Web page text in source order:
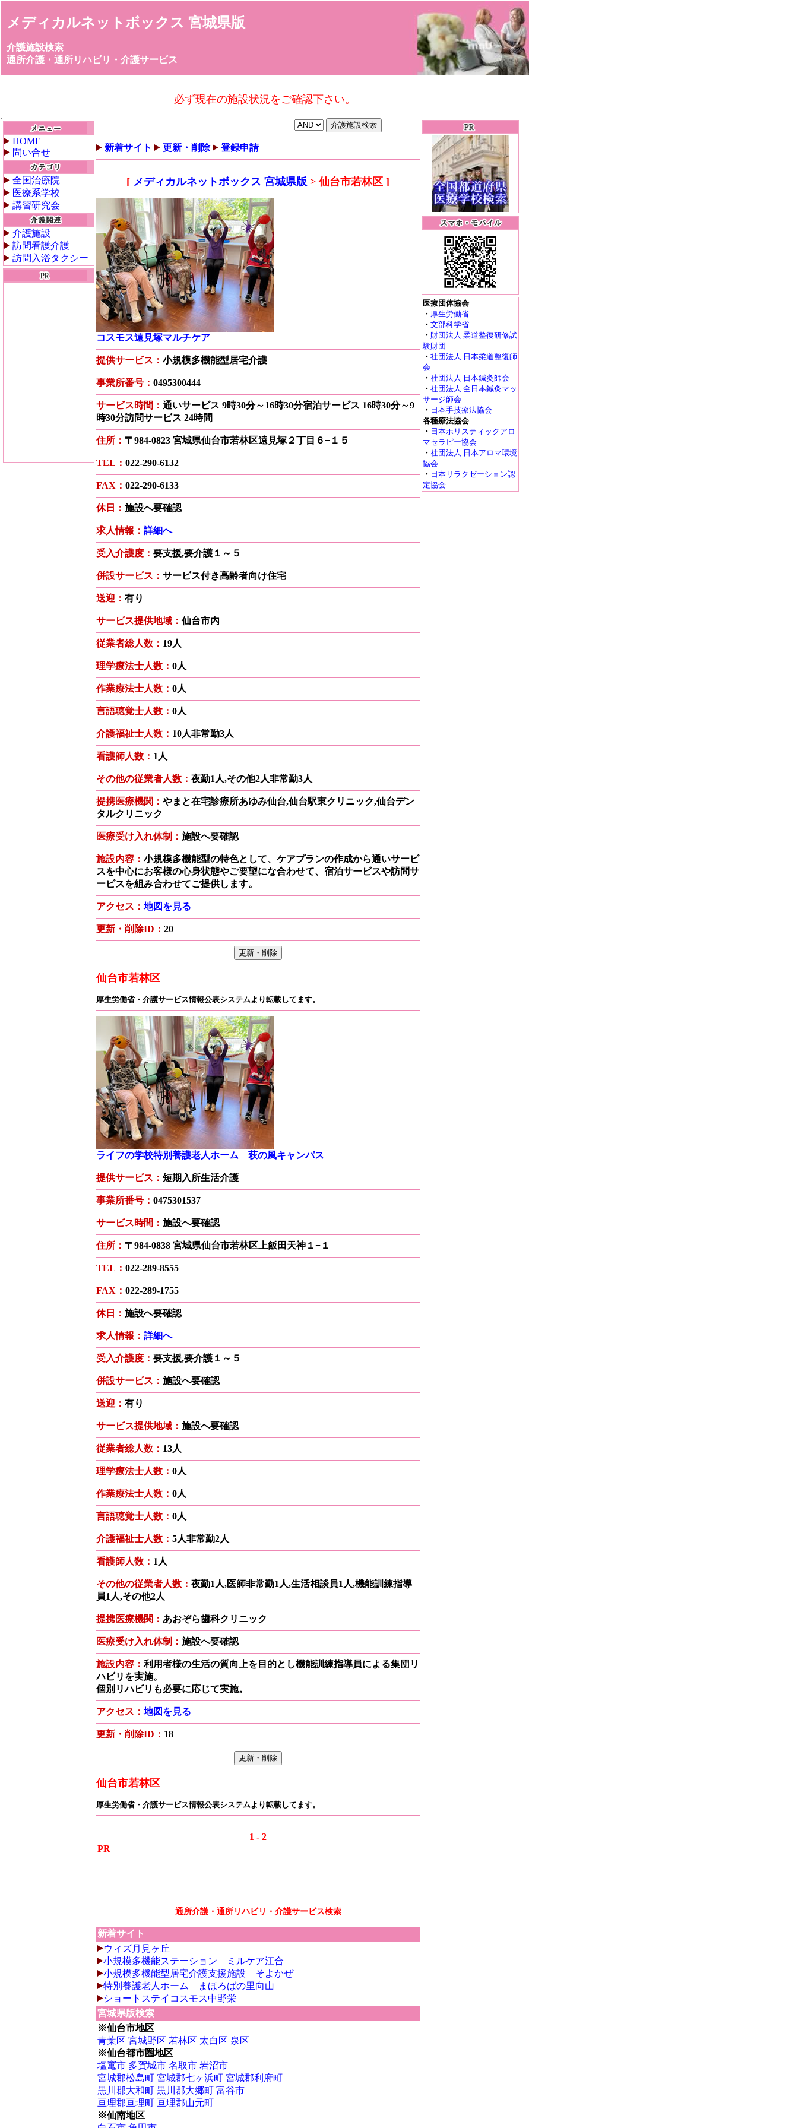
メディカルネットボックス 宮城県版
介護施設検索
通所介護・通所リハビリ・介護サービス
必ず現在の施設状況をご確認下さい。
HOME
問い合せ
全国治療院
医療系学校
講習研究会
介護施設
訪問看護介護
訪問入浴タクシー
新着サイト 更新・削除 登録申請
[ メディカルネットボックス 宮城県版 > 仙台市若林区 ]
コスモス遠見塚マルチケア
提供サービス： 小規模多機能型居宅介護
事業所番号： 0495300444
サービス時間： 通いサービス 9時30分～16時30分宿泊サービス 16時30分～9
時30分訪問サービス 24時間
住所： 〒984-0823 宮城県仙台市若林区遠見塚２丁目６−１５
TEL： 022-290-6132
FAX： 022-290-6133
休日： 施設へ要確認
求人情報： 詳細へ
受入介護度： 要支援,要介護１～５
併設サービス： サービス付き高齢者向け住宅
送迎： 有り
サービス提供地域： 仙台市内
従業者総人数： 19人
理学療法士人数： 0人
作業療法士人数： 0人
言語聴覚士人数： 0人
介護福祉士人数： 10人非常勤3人
看護師人数： 1人
その他の従業者人数： 夜勤1人,その他2人非常勤3人
提携医療機関： やまと在宅診療所あゆみ仙台,仙台駅東クリニック,仙台デン
タルクリニック
医療受け入れ体制： 施設へ要確認
施設内容： 小規模多機能型の特色として、ケアプランの作成から通いサービ
スを中心にお客様の心身状態やご要望にな合わせて、宿泊サービスや訪問サ
ービスを組み合わせてご提供します。
アクセス： 地図を見る
更新・削除ID： 20
仙台市若林区
厚生労働省・介護サービス情報公表システムより転載してます。
ライフの学校特別養護老人ホーム 萩の風キャンパス
提供サービス： 短期入所生活介護
事業所番号： 0475301537
サービス時間： 施設へ要確認
住所： 〒984-0838 宮城県仙台市若林区上飯田天神１−１
TEL： 022-289-8555
FAX： 022-289-1755
休日： 施設へ要確認
求人情報： 詳細へ
受入介護度： 要支援,要介護１～５
併設サービス： 施設へ要確認
送迎： 有り
サービス提供地域： 施設へ要確認
従業者総人数： 13人
理学療法士人数： 0人
作業療法士人数： 0人
言語聴覚士人数： 0人
介護福祉士人数： 5人非常勤2人
看護師人数： 1人
その他の従業者人数： 夜勤1人,医師非常勤1人,生活相談員1人,機能訓練指導
員1人,その他2人
提携医療機関： あおぞら歯科クリニック
医療受け入れ体制： 施設へ要確認
施設内容： 利用者様の生活の質向上を目的とし機能訓練指導員による集団リ
ハビリを実施。
個別リハビリも必要に応じて実施。
アクセス： 地図を見る
更新・削除ID： 18
仙台市若林区
厚生労働省・介護サービス情報公表システムより転載してます。
1 - 2
PR
通所介護・通所リハビリ・介護サービス検索
新着サイト
ウィズ月見ヶ丘
小規模多機能ステーション ミルケア江合
小規模多機能型居宅介護支援施設 そよかぜ
特別養護老人ホーム まほろばの里向山
ショートステイコスモス中野栄
宮城県版検索
※仙台市地区
青葉区 宮城野区 若林区 太白区 泉区
※仙台都市圏地区
塩竃市 多賀城市 名取市 岩沼市
宮城郡松島町 宮城郡七ヶ浜町 宮城郡利府町
黒川郡大和町 黒川郡大郷町 富谷市
亘理郡亘理町 亘理郡山元町
※仙南地区
医療団体協会
・ 厚生労働省
・ 文部科学省
・ 財団法人 柔道整復研修試
験財団
・ 社団法人 日本柔道整復師
会
・ 社団法人 日本鍼灸師会
・ 社団法人 全日本鍼灸マッ
サージ師会
・ 日本手技療法協会
各種療法協会
・ 日本ホリスティックアロ
マセラピー協会
・ 社団法人 日本アロマ環境
協会
・ 日本リラクゼーション認
定協会